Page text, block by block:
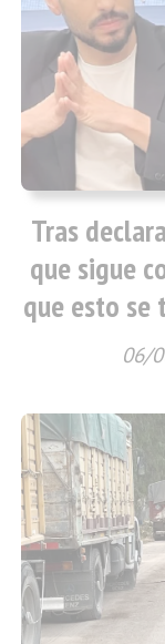
Tras
que sigue
que esto se
06/